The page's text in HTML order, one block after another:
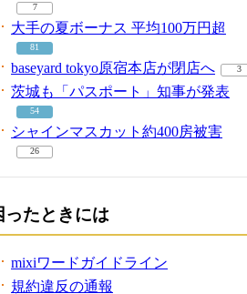
7
大手の夏ボーナス 平均100万円超
81
baseyard tokyo原宿本店が閉店へ 3
茨城も「パスポート」知事が発表
54
シャインマスカット約400房被害
26
ったときには
mixiワードガイドライン
規約違反の通報